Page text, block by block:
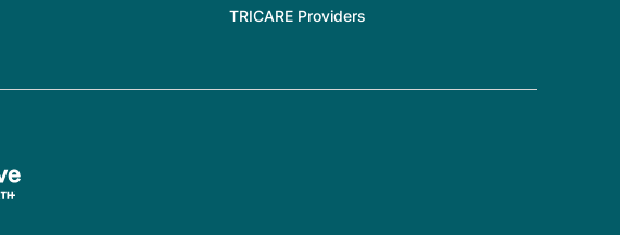
TRICARE Providers